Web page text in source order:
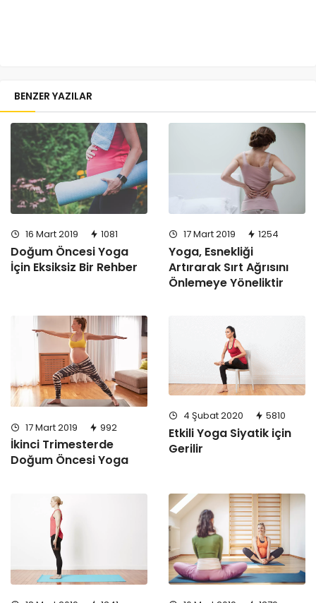
BENZER YAZILAR
16 Mart 2019 1081
Doğum Öncesi Yoga
İçin Eksiksiz Bir Rehber
17 Mart 2019 1254
Yoga, Esnekliği
Artırarak Sırt Ağrısını
Önlemeye Yöneliktir
17 Mart 2019 992
İkinci Trimesterde
Doğum Öncesi Yoga
4 Şubat 2020 5810
Etkili Yoga Siyatik için
Gerilir